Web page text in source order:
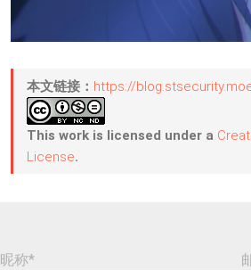
本文链接： https://
This work is licensed under a
License.
昵称*